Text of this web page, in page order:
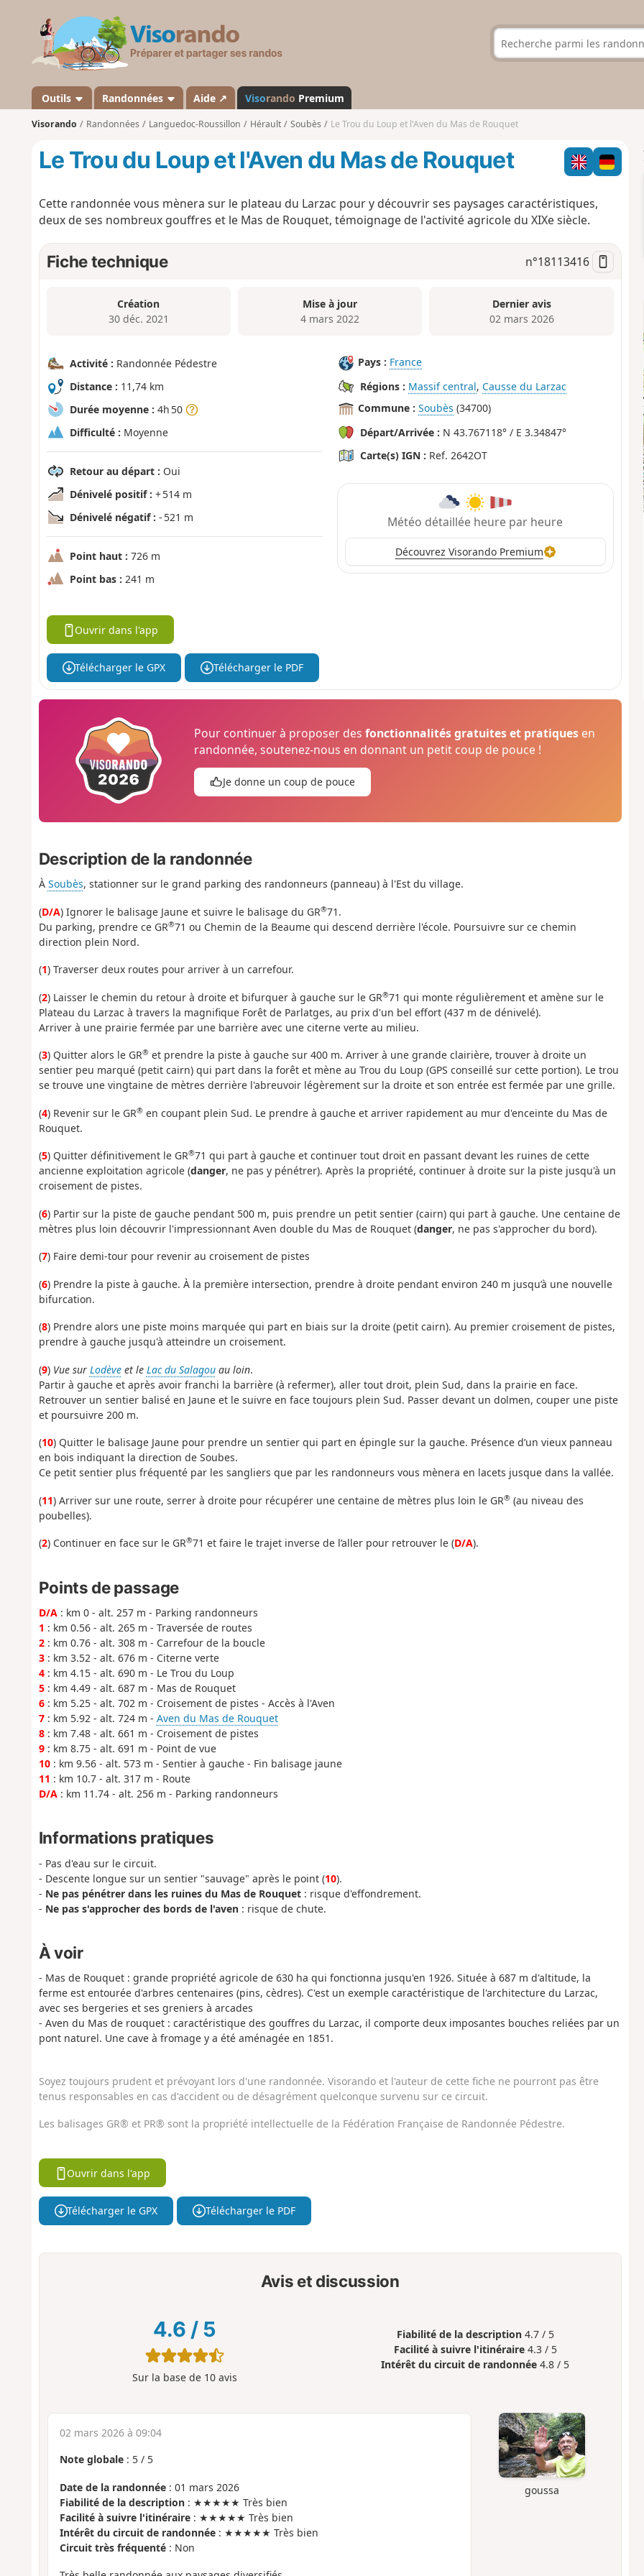
s
a
n
d
Outils Randonnées Aide ↗ Visorando Premium
Visorando Randonnées Languedoc-Roussillon Hérault Soubès Le Trou du Loup et l'Aven du Mas de Rouquet
Le Trou du Loup et l'Aven du Mas de Rouquet
Cette randonnée vous mènera sur le plateau du Larzac pour y découvrir ses paysages caractéristiques,
deux de ses nombreux gouffres et le Mas de Rouquet, témoignage de l'activité agricole du XIXe siècle.
Fiche technique n°18113416
Création
30 déc. 2021
Mise à jour
4 mars 2022
Dernier avis
02 mars 2026
Activité : Randonnée Pédestre
Distance : 11,74 km
Durée moyenne : 4h 50
Difficulté : Moyenne
Retour au départ : Oui
Dénivelé positif : + 514 m
Dénivelé négatif : - 521 m
Point haut : 726 m
Point bas : 241 m
Pays : France
Régions : Massif central, Causse du Larzac
Commune : Soubès (34700)
Départ/Arrivée : N 43.767118° / E 3.34847°
Carte(s) IGN : Ref. 2642OT
Météo détaillée heure par heure
Découvrez Visorando Premium
Ouvrir dans l'app
Télécharger le GPX Télécharger le PDF
Pour continuer à proposer desfonctionnalités gratuites et pratiques en
randonnée, soutenez-nous en donnant un petit coup de pouce !
Je donne un coup de pouce
Description de la randonnée
À Soubès, stationner sur le grand parking des randonneurs (panneau) à l'Est du village.
(D/A) Ignorer le balisage Jaune et suivre le balisage du GR®71.
Du parking, prendre ce GR®71 ou Chemin de la Beaume qui descend derrière l'école. Poursuivre sur ce chemin
direction plein Nord.
(1) Traverser deux routes pour arriver à un carrefour.
(2) Laisser le chemin du retour à droite et bifurquer à gauche sur le GR®71 qui monte régulièrement et amène sur le
Plateau du Larzac à travers la magnifique Forêt de Parlatges, au prix d'un bel effort (437 m de dénivelé).
Arriver à une prairie fermée par une barrière avec une citerne verte au milieu.
(3) Quitter alors le GR®et prendre la piste à gauche sur 400 m. Arriver à une grande clairière, trouver à droite un
sentier peu marqué (petit cairn) qui part dans la forêt et mène au Trou du Loup (GPS conseillé sur cette portion). Le trou
se trouve une vingtaine de mètres derrière l'abreuvoir légèrement sur la droite et son entrée est fermée par une grille.
(4) Revenir sur le GR®en coupant plein Sud. Le prendre à gauche et arriver rapidement au mur d'enceinte du Mas de
Rouquet.
(5) Quitter définitivement le GR®71 qui part à gauche et continuer tout droit en passant devant les ruines de cette
ancienne exploitation agricole (danger, ne pas y pénétrer). Après la propriété, continuer à droite sur la piste jusqu'à un
croisement de pistes.
(6) Partir sur la piste de gauche pendant 500 m, puis prendre un petit sentier (cairn) qui part à gauche. Une centaine de
mètres plus loin découvrir l'impressionnant Aven double du Mas de Rouquet (danger, ne pas s'approcher du bord).
(7) Faire demi-tour pour revenir au croisement de pistes
(6) Prendre la piste à gauche. À la première intersection, prendre à droite pendant environ 240 m jusqu’à une nouvelle
bifurcation.
(8) Prendre alors une piste moins marquée qui part en biais sur la droite (petit cairn). Au premier croisement de pistes,
prendre à gauche jusqu'à atteindre un croisement.
(9) Vue sur Lodèveet le Lac du Salagouau loin.
Partir à gauche et après avoir franchi la barrière (à refermer), aller tout droit, plein Sud, dans la prairie en face.
Retrouver un sentier balisé en Jaune et le suivre en face toujours plein Sud. Passer devant un dolmen, couper une piste
et poursuivre 200 m.
(10) Quitter le balisage Jaune pour prendre un sentier qui part en épingle sur la gauche. Présence d’un vieux panneau
en bois indiquant la direction de Soubes.
Ce petit sentier plus fréquenté par les sangliers que par les randonneurs vous mènera en lacets jusque dans la vallée.
(11) Arriver sur une route, serrer à droite pour récupérer une centaine de mètres plus loin le GR®(au niveau des
poubelles).
(2) Continuer en face sur le GR®71 et faire le trajet inverse de l’aller pour retrouver le (D/A).
Points de passage
D/A: km 0 - alt. 257 m - Parking randonneurs
1 : km 0.56 - alt. 265 m - Traversée de routes
2: km 0.76 - alt. 308 m - Carrefour de la boucle
3: km 3.52 - alt. 676 m - Citerne verte
4: km 4.15 - alt. 690 m - Le Trou du Loup
5: km 4.49 - alt. 687 m - Mas de Rouquet
6: km 5.25 - alt. 702 m - Croisement de pistes - Accès à l'Aven
7: km 5.92 - alt. 724 m - Aven du Mas de Rouquet
8: km 7.48 - alt. 661 m - Croisement de pistes
9: km 8.75 - alt. 691 m - Point de vue
10: km 9.56 - alt. 573 m - Sentier à gauche - Fin balisage jaune
11 : km 10.7 - alt. 317 m - Route
D/A: km 11.74 - alt. 256 m - Parking randonneurs
Informations pratiques
- Pas d'eau sur le circuit.
- Descente longue sur un sentier "sauvage" après le point (10).
- Ne pas pénétrer dans les ruines du Mas de Rouquet: risque d'effondrement.
- Ne pas s'approcher des bords de l'aven: risque de chute.
À voir
- Mas de Rouquet : grande propriété agricole de 630 ha qui fonctionna jusqu'en 1926. Située à 687 m d'altitude, la
ferme est entourée d'arbres centenaires (pins, cèdres). C'est un exemple caractéristique de l'architecture du Larzac,
avec ses bergeries et ses greniers à arcades
- Aven du Mas de rouquet : caractéristique des gouffres du Larzac, il comporte deux imposantes bouches reliées par un
pont naturel. Une cave à fromage y a été aménagée en 1851.
Soyez toujours prudent et prévoyant lors d'une randonnée. Visorando et l'auteur de cette fiche ne pourront pas être
tenus responsables en cas d'accident ou de désagrément quelconque survenu sur ce circuit.
Les balisages GR® et PR® sont la propriété intellectuelle de la Fédération Française de Randonnée Pédestre.
Ouvrir dans l'app
Télécharger le GPX Télécharger le PDF
Avis et discussion
4.6 / 5
Sur la base de 10avis
Fiabilité de la description 4.7 / 5
Facilité à suivre l'itinéraire 4.3 / 5
Intérêt du circuit de randonnée 4.8 / 5
goussa
02 mars 2026 à 09:04
Note globale: 5/ 5
Date de la randonnée: 01 mars 2026
Fiabilité de la description: ★★★★★ Très bien
Facilité à suivre l'itinéraire: ★★★★★ Très bien
Intérêt du circuit de randonnée: ★★★★★ Très bien
Circuit très fréquenté: Non